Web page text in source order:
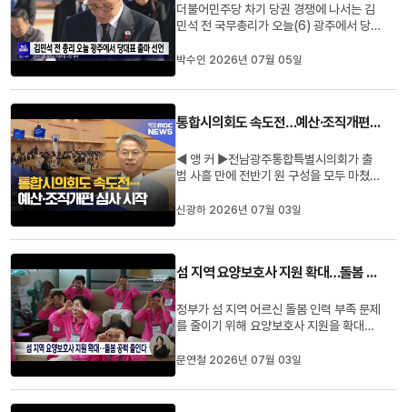
더불어민주당 차기 당권 경쟁에 나서는 김
민석 전 국무총리가 오늘(6) 광주에서 당
리는 오늘 오전 국립 5.18 묘지를 참배한
출마를 공식 선언하고 이어 국회에서 별도
측 관계자는 광주에서 공...
박수인 2026년 07월 05일
통합시의회도 속도전…예산·조직개편 심사 시작
◀ 앵 커 ▶전남광주통합특별시의회가 출
범 사흘 만에 전반기 원 구성을 모두 마쳤습
원회를 분리해 구성하면서, 통합 행정을 감
도에 신광하 기자입니다.◀ 리포트 ▶'0시'
범시킨 시의회가 사흘만에 원...
신광하 2026년 07월 03일
섬 지역 요양보호사 지원 확대…돌봄 공백 줄인다
정부가 섬 지역 어르신 돌봄 인력 부족 문제
를 줄이기 위해 요양보호사 지원을 확대합
방문요양 서비스를 제공하는 요양보호사에
2.2배 인상하기로 했습니다.또 월 5만 원
문연철 2026년 07월 03일